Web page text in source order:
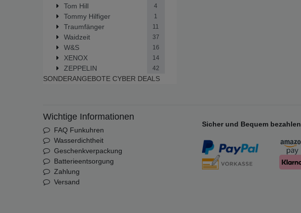
Tom Hill 4
Tommy Hilfiger 1
Traumfänger 11
Waidzeit 37
W&S 16
XENOX 14
ZEPPELIN 42
SONDERANGEBOTE CYBER DEALS
Wichtige Informationen
FAQ Funkuhren
Wasserdichtheit
Geschenkverpackung
Batterieentsorgung
Zahlung
Versand
Sicher und Bequem bezahlen